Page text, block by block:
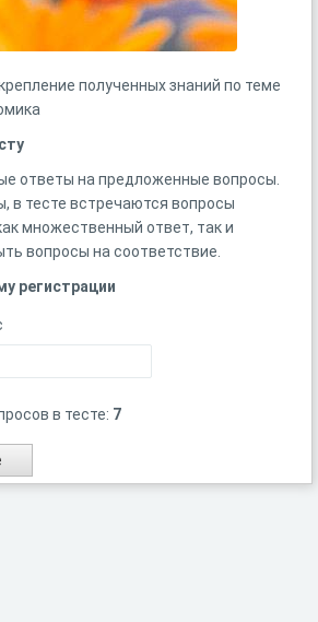
полученных знаний по теме
ответы на предложенные вопросы.
в тесте встречаются вопросы
множественный ответ, так и
вопросы на соответствие.
регистрации
в тесте: 7